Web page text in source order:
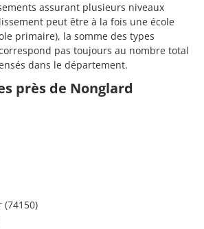
assurant plusieurs niveaux
peut être à la fois une école
primaire), la somme des types
pas toujours au nombre total
dans le département.
près de Nonglard
(74150)